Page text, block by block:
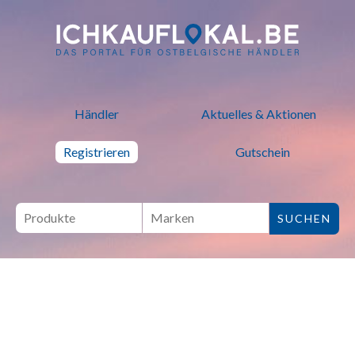
ich kauf lokal - Bei lokalen
Händler Aktuelles & Aktionen
Registrieren Gutschein